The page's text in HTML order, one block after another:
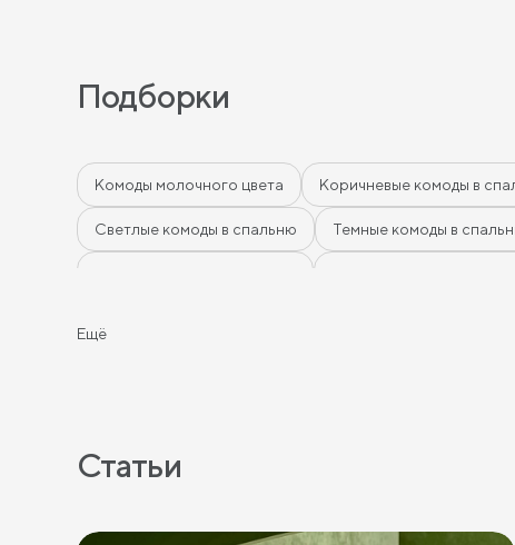
Подборки
Комоды молочного цвета Коричневые комоды в
Светлые комоды в спальню Темные комоды в
Ещё
Статьи